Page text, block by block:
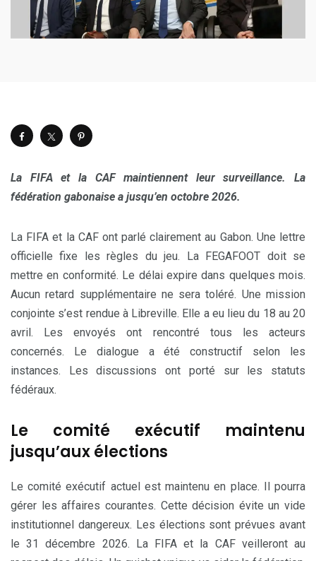
La FIFA et la CAF maintiennent leur surveillance. La
fédération gabonaise a jusqu’en octobre 2026.
La FIFA et la CAF ont parlé clairement au Gabon. Une lettre
officielle fixe les règles du jeu. La FEGAFOOT doit se
mettre en conformité. Le délai expire dans quelques mois.
Aucun retard supplémentaire ne sera toléré. Une mission
conjointe s’est rendue à Libreville. Elle a eu lieu du 18 au 20
avril. Les envoyés ont rencontré tous les acteurs
concernés. Le dialogue a été constructif selon les
instances. Les discussions ont porté sur les statuts
fédéraux.
Le comité exécutif maintenu
jusqu’aux élections
Le comité exécutif actuel est maintenu en place. Il pourra
gérer les affaires courantes. Cette décision évite un vide
institutionnel dangereux. Les élections sont prévues avant
le 31 décembre 2026. La FIFA et la CAF veilleront au